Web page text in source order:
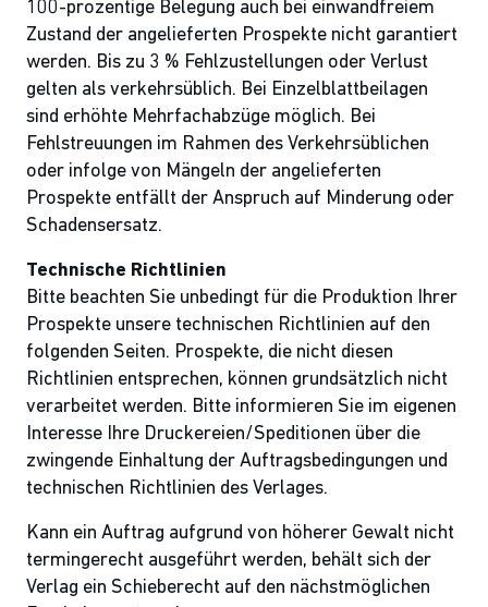
100-prozentige Belegung auch bei einwandfreiem
Zustand der angelieferten Prospekte nicht garantiert
werden. Bis zu 3 % Fehlzustellungen oder Verlust
gelten als verkehrsüblich. Bei Einzelblattbeilagen
sind erhöhte Mehrfachabzüge möglich. Bei
Fehlstreuungen im Rahmen des Verkehrsüblichen
oder infolge von Mängeln der angelieferten
Prospekte entfällt der Anspruch auf Minderung oder
Schadensersatz.
Technische Richtlinien
Bitte beachten Sie unbedingt für die Produktion Ihrer
Prospekte unsere technischen Richtlinien auf den
folgenden Seiten. Prospekte, die nicht diesen
Richtlinien entsprechen, können grundsätzlich nicht
verarbeitet werden. Bitte informieren Sie im eigenen
Interesse Ihre Druckereien/Speditionen über die
zwingende Einhaltung der Auftragsbedingungen und
technischen Richtlinien des Verlages.
Kann ein Auftrag aufgrund von höherer Gewalt nicht
termingerecht ausgeführt werden, behält sich der
Verlag ein Schieberecht auf den nächstmöglichen